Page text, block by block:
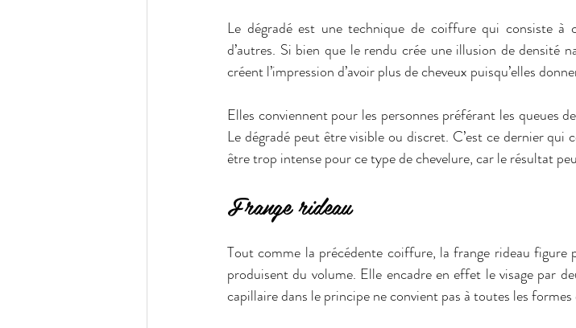
Le dégradé est une technique de coiffure qui consiste à
d’autres. Si bien que le rendu crée une illusion de densité
créent l’impression d’avoir plus de cheveux puisqu’elles
Elles conviennent pour les personnes préférant les queues
Le dégradé peut être visible ou discret. C’est ce dernier
être trop intense pour ce type de chevelure, car le résultat
Frange rideau
Tout comme la précédente coiffure, la frange rideau figure
produisent du volume. Elle encadre en effet le visage par
capillaire dans le principe ne convient pas à toutes les formes